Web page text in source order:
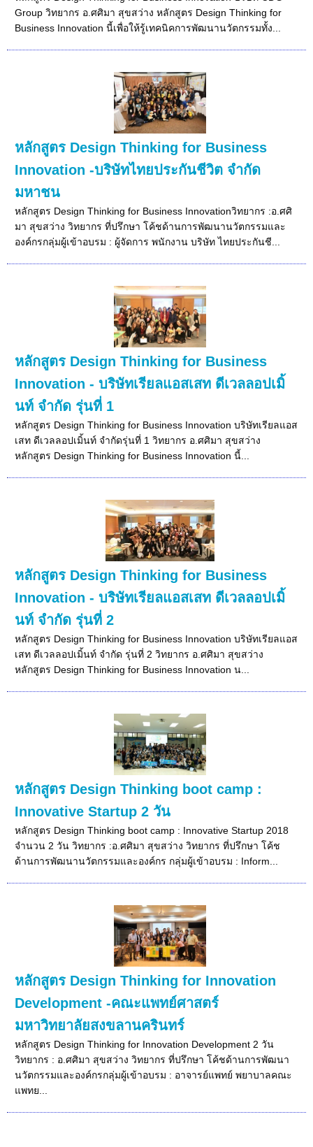
Group วิทยากร อ.ศศิมา สุขสว่าง หลักสูตร Design Thinking for
Business Innovation นี้เพื่อให้รู้เทคนิคการพัฒนานวัตกรรมทั้ง...
หลักสูตร Design Thinking for Business
Innovation -บริษัทไทยประกันชีวิต จำกัด
มหาชน
หลักสูตร Design Thinking for Business Innovationวิทยากร :อ.ศศิ
มา สุขสว่าง วิทยากร ที่ปรึกษา โค้ชด้านการพัฒนานวัตกรรมและ
องค์กรกลุ่มผู้เข้าอบรม : ผู้จัดการ พนักงาน บริษัท ไทยประกันชี...
หลักสูตร Design Thinking for Business
Innovation - บริษัทเรียลแอสเสท ดีเวลลอปเมิ้
นท์ จำกัด รุ่นที่ 1
หลักสูตร Design Thinking for Business Innovation บริษัทเรียลแอส
เสท ดีเวลลอปเมิ้นท์ จำกัดรุ่นที่ 1 วิทยากร อ.ศศิมา สุขสว่าง
หลักสูตร Design Thinking for Business Innovation นี้...
หลักสูตร Design Thinking for Business
Innovation - บริษัทเรียลแอสเสท ดีเวลลอปเมิ้
นท์ จำกัด รุ่นที่ 2
หลักสูตร Design Thinking for Business Innovation บริษัทเรียลแอส
เสท ดีเวลลอปเมิ้นท์ จำกัด รุ่นที่ 2 วิทยากร อ.ศศิมา สุขสว่าง
หลักสูตร Design Thinking for Business Innovation น...
หลักสูตร Design Thinking boot camp :
Innovative Startup 2 วัน
หลักสูตร Design Thinking boot camp : Innovative Startup 2018
จำนวน 2 วัน วิทยากร :อ.ศศิมา สุขสว่าง วิทยากร ที่ปรึกษา โค้ช
ด้านการพัฒนานวัตกรรมและองค์กร กลุ่มผู้เข้าอบรม : Inform...
หลักสูตร Design Thinking for Innovation
Development -คณะแพทย์ศาสตร์
มหาวิทยาลัยสงขลานครินทร์
หลักสูตร Design Thinking for Innovation Development 2 วัน
วิทยากร : อ.ศศิมา สุขสว่าง วิทยากร ที่ปรึกษา โค้ชด้านการพัฒนา
นวัตกรรมและองค์กรกลุ่มผู้เข้าอบรม : อาจารย์แพทย์ พยาบาลคณะ
แพทย...